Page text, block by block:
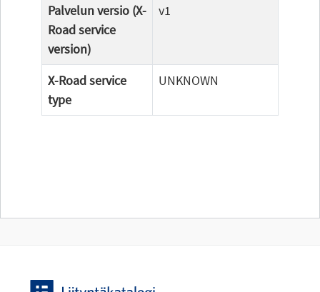
Palvelun versio (X-
Road service
version)
v1
X-Road service
type
UNKNOWN